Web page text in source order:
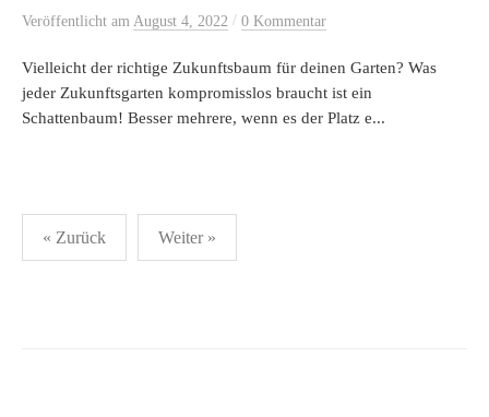
Veröffentlicht am August 4, 2022 / 0 Kommentar
Vielleicht der richtige Zukunftsbaum für deinen Garten? Was
jeder Zukunftsgarten kompromisslos braucht ist ein
Schattenbaum! Besser mehrere, wenn es der Platz e...
Seitennummerierung
der
« Zurück Weiter »